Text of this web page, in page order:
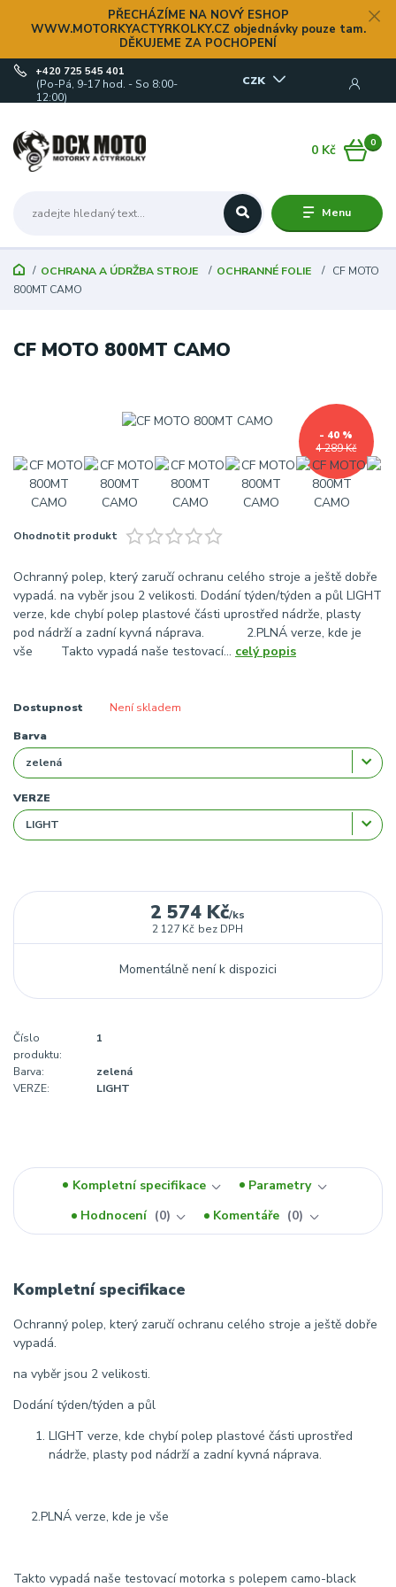
PŘECHÁZÍME NA NOVÝ ESHOP
WWW.MOTORKYACTYRKOLKY.CZ objednávky pouze tam.
DĚKUJEME ZA POCHOPENÍ
Menu
CZK
+420 725 545 401
(Po-Pá, 9-17 hod. - So 8:00-
12:00)
0
0 Kč
OCHRANA A ÚDRŽBA STROJE OCHRANNÉ FOLIE
CF MOTO
800MT CAMO
CF MOTO 800MT CAMO
4 289 Kč
- 40 %
Ohodnotit produkt
Ochranný polep, který zaručí ochranu celého stroje a ještě dobře
vypadá. na vyběr jsou 2 velikosti. Dodání týden/týden a půl LIGHT
verze, kde chybí polep plastové části uprostřed nádrže, plasty
pod nádrží a zadní kyvná náprava. 2.PLNÁ verze, kde je
vše Takto vypadá naše testovací... celý popis
Dostupnost Není skladem
Barva
VERZE
2 574 Kč/ks
2 127 Kč bez DPH
Momentálně není k dispozici
Číslo
produktu:
1
Barva:
zelená
VERZE:
LIGHT
Kompletní specifikace
Parametry
Hodnocení
0 Komentáře 0
Kompletní specifikace
Ochranný polep, který zaručí ochranu celého stroje a ještě dobře
vypadá.
na vyběr jsou 2 velikosti.
Dodání týden/týden a půl
LIGHT verze, kde chybí polep plastové části uprostřed
nádrže, plasty pod nádrží a zadní kyvná náprava.
2.PLNÁ verze, kde je vše
Takto vypadá naše testovací motorka s polepem camo-black